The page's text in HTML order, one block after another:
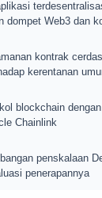
dompet Web3 dan
kontrak
kerentanan
blockchain
Chainlink
penskalaan
penerapannya